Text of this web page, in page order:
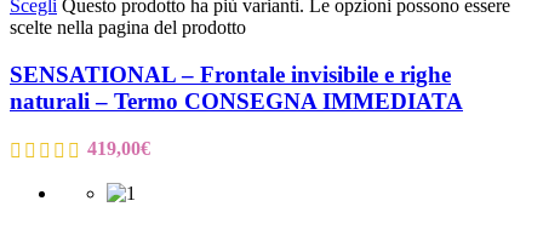
Scegli Questo prodotto ha più varianti. Le opzioni possono essere
scelte nella pagina del prodotto
SENSATIONAL – Frontale invisibile e righe
naturali – Termo CONSEGNA IMMEDIATA
419,00€